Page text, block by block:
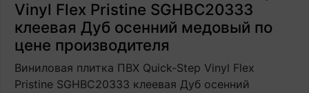
Vinyl Flex Pristine SGHBC20333
клеевая Дуб осенний медовый по
цене производителя
Виниловая плитка ПВХ Quick-Step Vinyl Flex
Pristine SGHBC20333 клеевая Дуб осенний